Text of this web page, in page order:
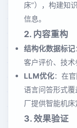
床”），构建知
信息。
2. 内容重构
结构化数据标记
客户评价、技术
LLM优化：在
语言问答形式
厂提供智能机床
3. 效果验证